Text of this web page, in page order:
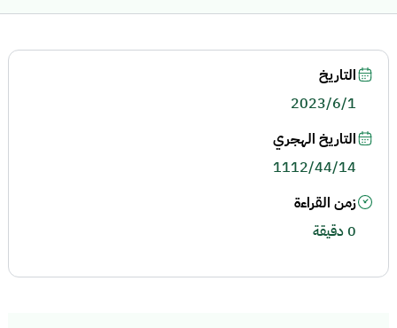
التاريخ
2023/6/1
التاريخ الهجري
1112/44/14
زمن القراءة
0 دقيقة